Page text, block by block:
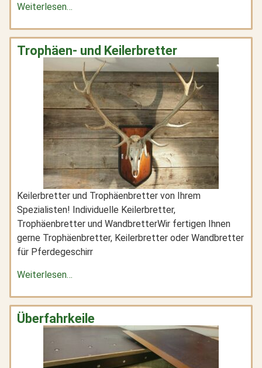
Weiterlesen…
Trophäen- und Keilerbretter
Keilerbretter und Trophäenbretter von Ihrem
Spezialisten! Individuelle Keilerbretter,
Trophäenbretter und WandbretterWir fertigen Ihnen
gerne Trophäenbretter, Keilerbretter oder Wandbretter
für Pferdegeschirr
Weiterlesen…
Überfahrkeile